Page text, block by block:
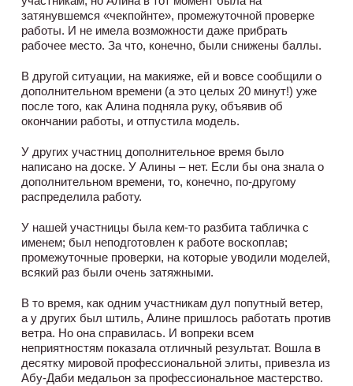
затянувшемся «чекпойнте», промежуточной проверке
работы. И не имела возможности даже прибрать
рабочее место. За что, конечно, были снижены баллы.
В другой ситуации, на макияже, ей и вовсе сообщили о
дополнительном времени (а это целых 20 минут!) уже
после того, как Алина подняла руку, объявив об
окончании работы, и отпустила модель.
У других участниц дополнительное время было
написано на доске. У Алины – нет. Если бы она знала о
дополнительном времени, то, конечно, по-другому
распределила работу.
У нашей участницы была кем-то разбита табличка с
именем; был неподготовлен к работе воскоплав;
промежуточные проверки, на которые уводили моделей,
всякий раз были очень затяжными.
В то время, как одним участникам дул попутный ветер,
а у других был штиль, Алине пришлось работать против
ветра. Но она справилась. И вопреки всем
неприятностям показала отличный результат. Вошла в
десятку мировой профессиональной элиты, привезла из
Абу-Даби медальон за профессиональное мастерство.